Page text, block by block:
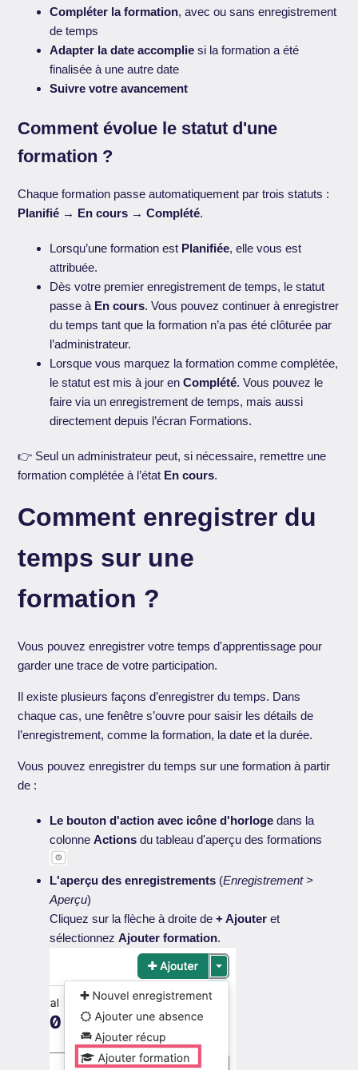
Compléter la formation, avec ou sans enregistrement
de temps
Adapter la date accomplie si la formation a été
finalisée à une autre date
Suivre votre avancement
Comment évolue le statut d'une
formation ?
Chaque formation passe automatiquement par trois statuts :
Planifié → En cours → Complété.
Lorsqu’une formation est Planifiée, elle vous est
attribuée.
Dès votre premier enregistrement de temps, le statut
passe à En cours. Vous pouvez continuer à enregistrer
du temps tant que la formation n’a pas été clôturée par
l’administrateur.
Lorsque vous marquez la formation comme complétée,
le statut est mis à jour enComplété. Vous pouvez le
faire via un enregistrement de temps, mais aussi
directement depuis l’écran Formations.
👉 Seul un administrateur peut, si nécessaire, remettre une
formation complétée à l’état En cours.
Comment enregistrer du
temps sur une
formation ?
Vous pouvez enregistrer votre temps d'apprentissage pour
garder une trace de votre participation.
Il existe plusieurs façons d’enregistrer du temps. Dans
chaque cas, une fenêtre s’ouvre pour saisir les détails de
l’enregistrement, comme la formation, la date et la durée.
Vous pouvez enregistrer du temps sur une formation à partir
de :
Le bouton d'action avec icône d'horloge dans la
colonneActions du tableau d'aperçu des formations
L'aperçu des enregistrements (Enregistrement >
Aperçu)
Cliquez sur la flèche à droite de+ Ajouter et
sélectionnezAjouter formation.